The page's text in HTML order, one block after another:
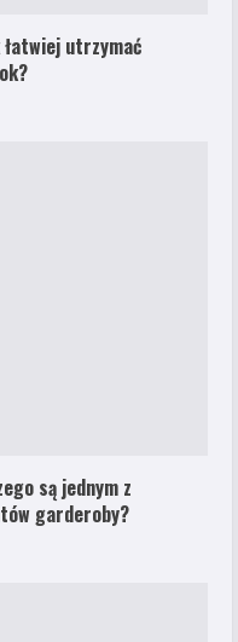
utrzymać
są jednym z
garderoby?